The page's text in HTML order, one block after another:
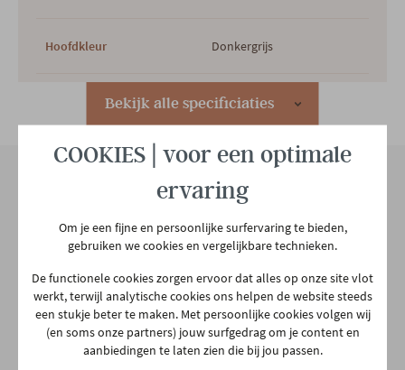
Bekijk alle specificiaties
Hoofdkleur Donkergrijs
NATUUR
Uitvoering greeplijst Grafietgrijs
Aantal colli's 10
Aarschotsesteenweg 151
03 480 42 26
info@gerowonen.be
Ma
10:00 - 18:30
COOKIES | voor een optimale
ervaring
Om je een fijne en persoonlijke surfervaring te bieden,
gebruiken we cookies en vergelijkbare technieken.
De functionele cookies zorgen ervoor dat alles op onze site vlot
werkt, terwijl analytische cookies ons helpen de website steeds
een stukje beter te maken. Met persoonlijke cookies volgen wij
(en soms onze partners) jouw surfgedrag om je content en
aanbiedingen te laten zien die bij jou passen.